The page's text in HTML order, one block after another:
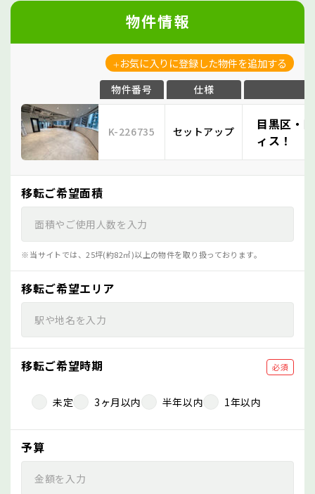
物件情報
お気に入りに登録した物件を追加する
物件番号 仕様
K-226735 セットアップ
目黒区・
ィス！
移転ご希望面積
当サイトでは、25坪(約82㎡)以上の物件を取り扱っております。
移転ご希望エリア
移転ご希望時期 必須
未定 3ヶ月以内 半年以内 1年以内
予算